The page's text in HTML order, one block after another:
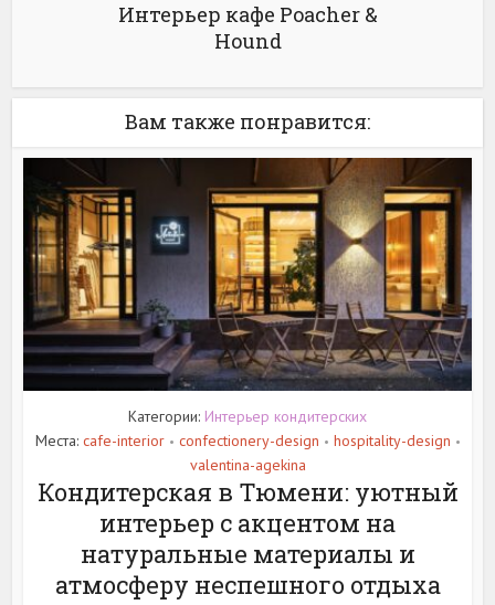
Интерьер кафе Poacher &
Hound
Вам также понравится:
Категории: Интерьер кондитерских
Места: cafe-interior • confectionery-design • hospitality-design •
valentina-agekina
Кондитерская в Тюмени: уютный
интерьер с акцентом на
натуральные материалы и
атмосферу неспешного отдыха